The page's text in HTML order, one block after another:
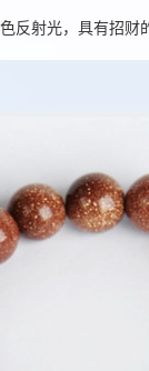
反射光，具有招